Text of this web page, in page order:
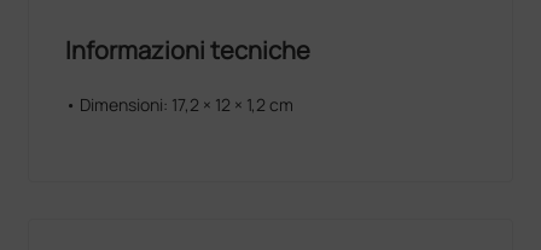
Informazioni tecniche
• Dimensioni: 17,2 × 12 × 1,2 cm